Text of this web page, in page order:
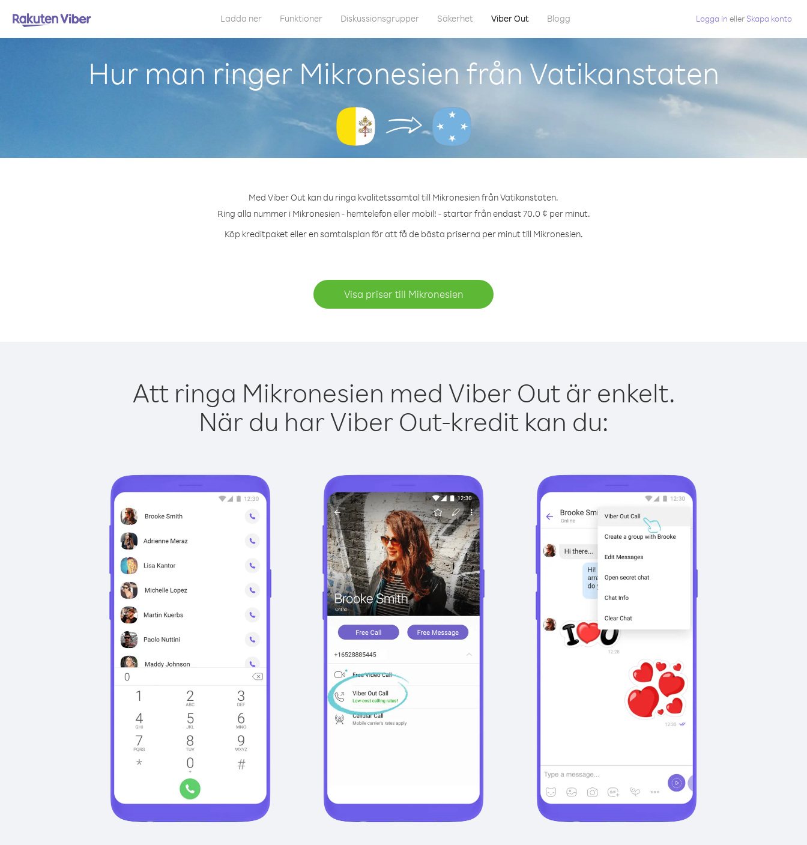
Ladda ner Funktioner Diskussionsgrupper Säkerhet Viber Out Blogg Logga in eller Skapa konto
Hur man ringer Mikronesien från Vatikanstaten
Med Viber Out kan du ringa kvalitetssamtal till Mikronesien från Vatikanstaten.
Ring alla nummer i Mikronesien - hemtelefon eller mobil! - startar från endast 70.0 ¢ per minut.
Köp kreditpaket eller en samtalsplan för att få de bästa priserna per minut till Mikronesien.
Visa priser till Mikronesien
Att ringa Mikronesien med Viber Out är enkelt.
När du har Viber Out-kredit kan du: